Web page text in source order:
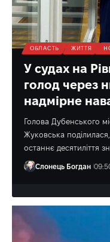
ОБЛАСТЬ ЖИТТЯ
У судах на
голод через
надмірне
Голова Дубенського
Жуковська
останнє десятиліття
Слонець Богдан